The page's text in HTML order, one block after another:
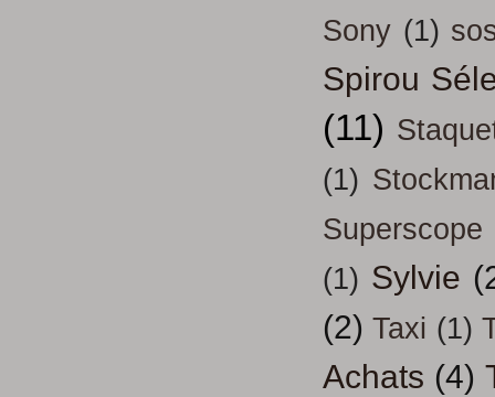
Sony (1)
Spirou
(11)
(1)
Superscope
(1) Sylvie
(2) Taxi (1)
Achats (4)